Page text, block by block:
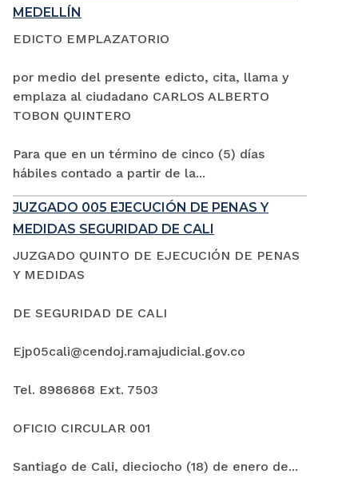
MEDELLÍN
EDICTO EMPLAZATORIO
por medio del presente edicto, cita, llama y
emplaza al ciudadano CARLOS ALBERTO
TOBON QUINTERO
Para que en un término de cinco (5) días
hábiles contado a partir de la...
JUZGADO 005 EJECUCIÓN DE PENAS Y
MEDIDAS SEGURIDAD DE CALI
JUZGADO QUINTO DE EJECUCIÓN DE PENAS
Y MEDIDAS
DE SEGURIDAD DE CALI
Ejp05cali@cendoj.ramajudicial.gov.co
Tel. 8986868 Ext. 7503
OFICIO CIRCULAR 001
Santiago de Cali, dieciocho (18) de enero de...